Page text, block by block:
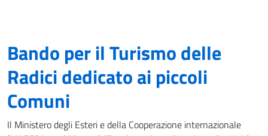
Bando per il Turismo delle
Radici dedicato ai piccoli
Comuni
Il Ministero degli Esteri e della Cooperazione internazionale